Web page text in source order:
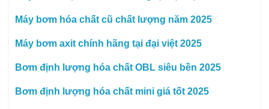
Máy bơm hóa chất cũ chất lượng năm 2025
Máy bơm axit chính hãng tại đại việt 2025
Bơm định lượng hóa chất OBL siêu bền 2025
Bơm định lượng hóa chất mini giá tốt 2025